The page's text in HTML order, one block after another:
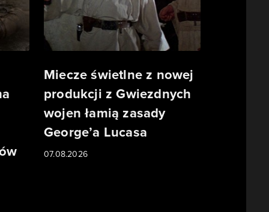
Miecze świetlne z nowej
produkcji z Gwiezdnych
wojen łamią zasady
George’a Lucasa
07.08.2026